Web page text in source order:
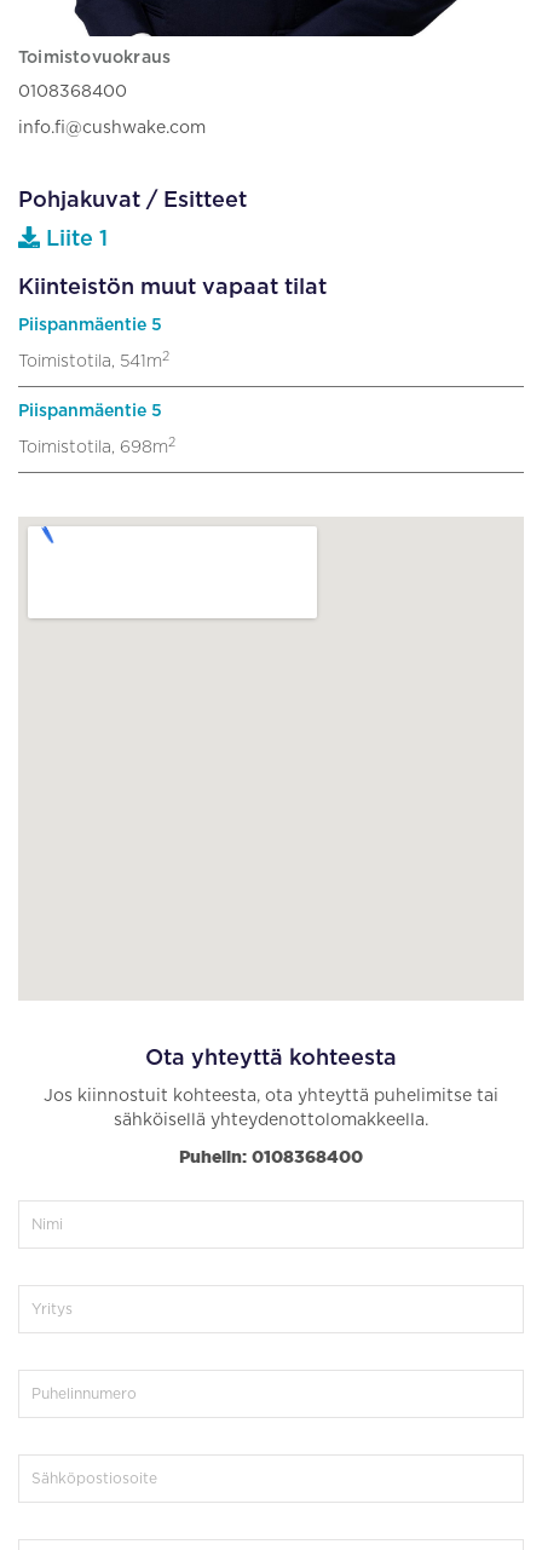
Toimistovuokraus
0108368400
info.fi@cushwake.com
Pohjakuvat / Esitteet
Liite 1
Kiinteistön muut vapaat tilat
Piispanmäentie 5
Toimistotila, 541m2
Piispanmäentie 5
Toimistotila, 698m2
Ota yhteyttä kohteesta
Jos kiinnostuit kohteesta, ota yhteyttä puhelimitse tai
sähköisellä yhteydenottolomakkeella.
Puhelin: 0108368400